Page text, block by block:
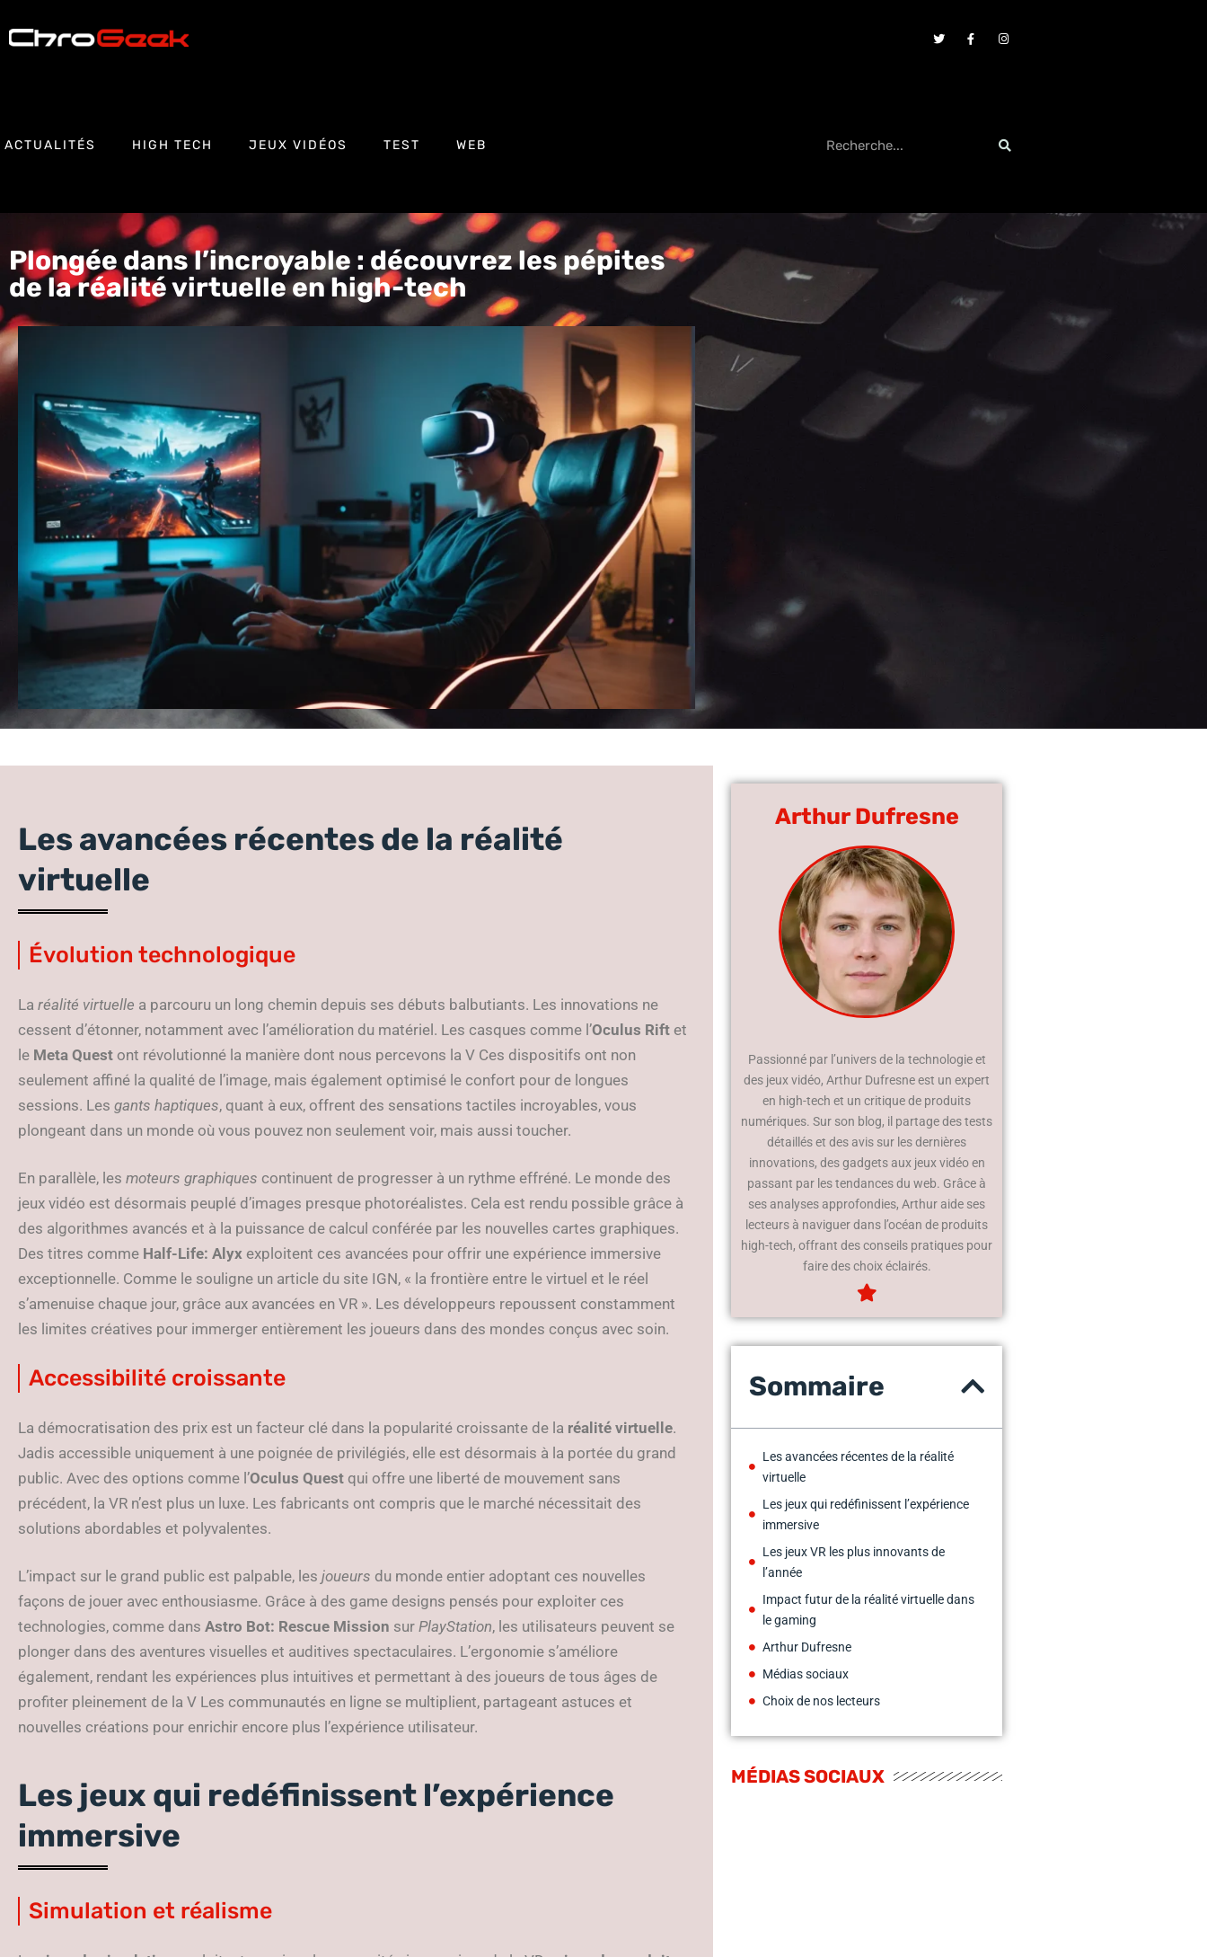
ACTUALITÉS HIGH TECH JEUX VIDÉOS TEST WEB
Plongée dans l’incroyable : découvrez les pépites
de la réalité virtuelle en high-tech
Les avancées récentes de la réalité
virtuelle
Évolution technologique
La réalité virtuelle a parcouru un long chemin depuis ses débuts balbutiants. Les innovations ne
cessent d’étonner, notamment avec l’amélioration du matériel. Les casques comme l’Oculus Rift et
le Meta Quest ont révolutionné la manière dont nous percevons la V Ces dispositifs ont non
seulement affiné la qualité de l’image, mais également optimisé le confort pour de longues
sessions. Les gants haptiques, quant à eux, offrent des sensations tactiles incroyables, vous
plongeant dans un monde où vous pouvez non seulement voir, mais aussi toucher.
En parallèle, les moteurs graphiques continuent de progresser à un rythme effréné. Le monde des
jeux vidéo est désormais peuplé d’images presque photoréalistes. Cela est rendu possible grâce à
des algorithmes avancés et à la puissance de calcul conférée par les nouvelles cartes graphiques.
Des titres comme Half-Life: Alyx exploitent ces avancées pour offrir une expérience immersive
exceptionnelle. Comme le souligne un article du site IGN, « la frontière entre le virtuel et le réel
s’amenuise chaque jour, grâce aux avancées en VR ». Les développeurs repoussent constamment
les limites créatives pour immerger entièrement les joueurs dans des mondes conçus avec soin.
Accessibilité croissante
La démocratisation des prix est un facteur clé dans la popularité croissante de la réalité virtuelle.
Jadis accessible uniquement à une poignée de privilégiés, elle est désormais à la portée du grand
public. Avec des options comme l’Oculus Quest qui offre une liberté de mouvement sans
précédent, la VR n’est plus un luxe. Les fabricants ont compris que le marché nécessitait des
solutions abordables et polyvalentes.
L’impact sur le grand public est palpable, les joueurs du monde entier adoptant ces nouvelles
façons de jouer avec enthousiasme. Grâce à des game designs pensés pour exploiter ces
technologies, comme dans Astro Bot: Rescue Mission sur PlayStation, les utilisateurs peuvent se
plonger dans des aventures visuelles et auditives spectaculaires. L’ergonomie s’améliore
également, rendant les expériences plus intuitives et permettant à des joueurs de tous âges de
profiter pleinement de la V Les communautés en ligne se multiplient, partageant astuces et
nouvelles créations pour enrichir encore plus l’expérience utilisateur.
Les jeux qui redéfinissent l’expérience
immersive
Simulation et réalisme
Arthur Dufresne
Passionné par l’univers de la technologie et
des jeux vidéo, Arthur Dufresne est un expert
en high-tech et un critique de produits
numériques. Sur son blog, il partage des tests
détaillés et des avis sur les dernières
innovations, des gadgets aux jeux vidéo en
passant par les tendances du web. Grâce à
ses analyses approfondies, Arthur aide ses
lecteurs à naviguer dans l’océan de produits
high-tech, offrant des conseils pratiques pour
faire des choix éclairés.
Sommaire
Les avancées récentes de la réalité
virtuelle
Les jeux qui redéfinissent l’expérience
immersive
Les jeux VR les plus innovants de
l’année
Impact futur de la réalité virtuelle dans
le gaming
Arthur Dufresne
Médias sociaux
Choix de nos lecteurs
MÉDIAS SOCIAUX